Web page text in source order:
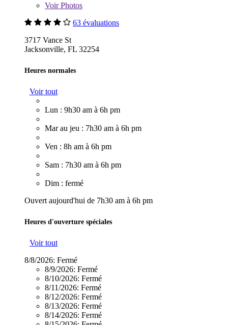
VoirPhotos
63 évaluations
3717 Vance St
Jacksonville, FL 32254
Heures normales
Voir tout
Lun : 9h30 am à 6h pm
Mar au jeu : 7h30 am à 6h pm
Ven : 8h am à 6h pm
Sam : 7h30 am à 6h pm
Dim : fermé
Ouvert aujourd'hui de 7h30 am à 6h pm
Heures d'ouverture spéciales
Voir tout
8/8/2026: Fermé
8/9/2026: Fermé
8/10/2026: Fermé
8/11/2026: Fermé
8/12/2026: Fermé
8/13/2026: Fermé
8/14/2026: Fermé